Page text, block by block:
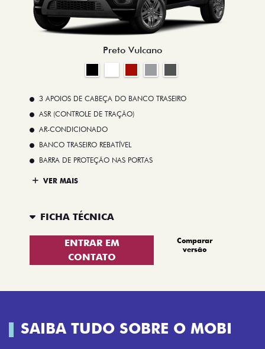
Preto Vulcano
3 APOIOS DE CABEÇA DO BANCO TRASEIRO
ASR (CONTROLE DE TRAÇÃO)
AR-CONDICIONADO
BANCO TRASEIRO REBATÍVEL
BARRA DE PROTEÇÃO NAS PORTAS
VER MAIS
FICHA TÉCNICA
ENTRAR EM
CONTATO
Comparar
versão
SAIBA TUDO SOBRE O MOBI